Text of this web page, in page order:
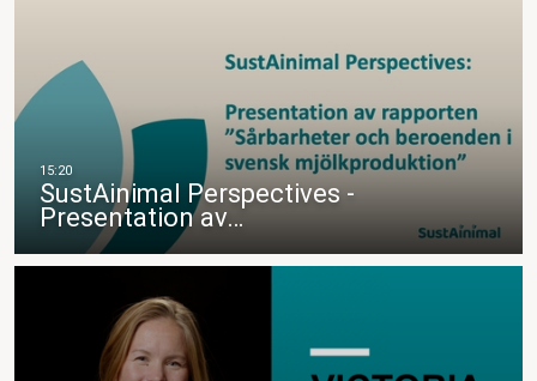
SustAinimal Perspectives -
Presentation av…